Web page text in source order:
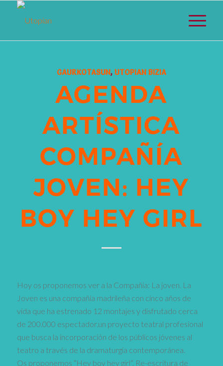
GAURKOTASUN, UTOPIAN BIZIA
AGENDA
ARTÍSTICA
COMPAÑÍA
JOVEN: HEY
BOY HEY GIRL
Hoy os proponemos ver a la Compañia: La joven. La
Joven es una compañía madrileña con cinco años de
vida que ha estrenado 12 montajes y disfrutado cerca
de 200.000 espectador.un proyecto teatral profesional
que busca la incorporación de los públicos jóvenes al
teatro a través de la dramaturgia contemporánea.
Os proponemos “Hey boy hey girl”, Re-escritura de